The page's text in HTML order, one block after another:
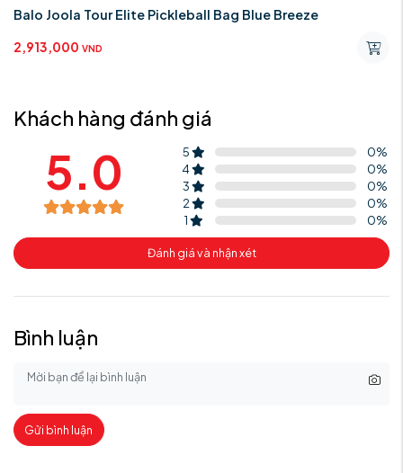
Balo Joola Tour Elite Pickleball Bag Blue Breeze
2,913,000 VND
Khách hàng đánh giá
5.0 5 0%
4
0%
3
0%
2
0%
1
0%
Đánh giá và nhận xét
Bình luận
Gửi bình luận